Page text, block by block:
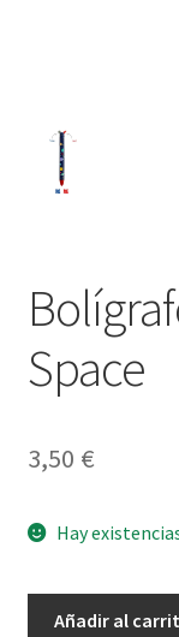
Space
3,50 €
Hay
Añadir al